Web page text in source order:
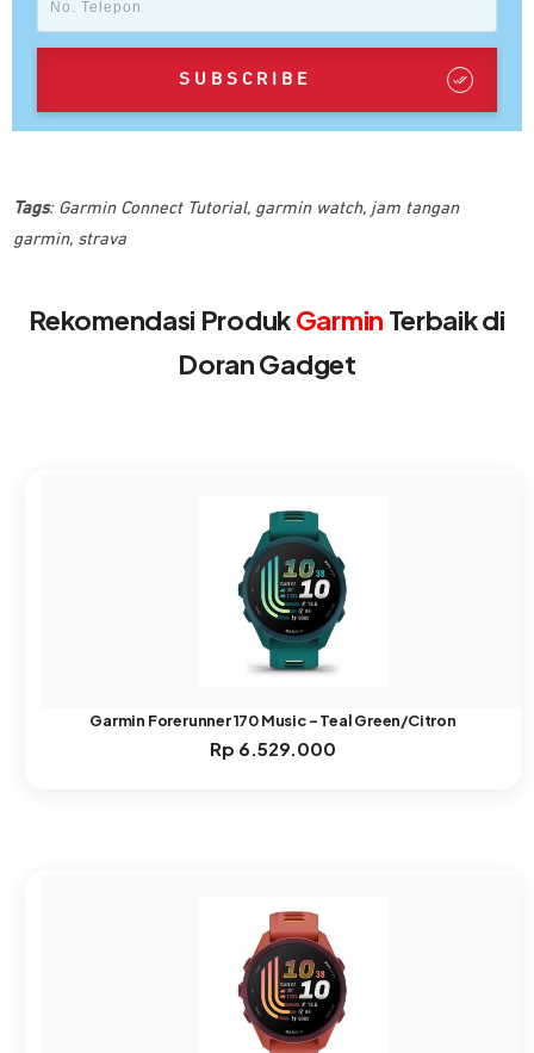
SUBSCRIBE
Tags: Garmin Connect Tutorial, garmin watch, jam tangan
garmin, strava
Rekomendasi ProdukGarmin Terbaik di
Doran Gadget
Garmin Forerunner 170 Music – Teal Green/Citron
Rp 6.529.000